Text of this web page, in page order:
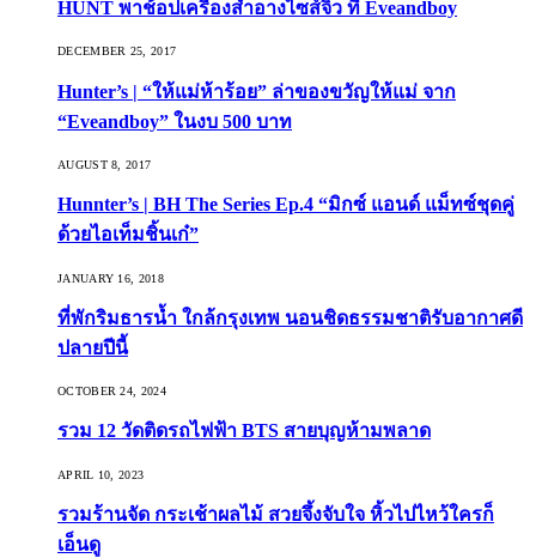
HUNT พาช้อปเครื่องสำอางไซส์จิ๋ว ที่ Eveandboy
DECEMBER 25, 2017
Hunter’s | “ให้แม่ห้าร้อย” ล่าของขวัญให้แม่ จาก
“Eveandboy” ในงบ 500 บาท
AUGUST 8, 2017
Hunnter’s | BH The Series Ep.4 “มิกซ์ แอนด์ แม็ทซ์ชุดคู่
ด้วยไอเท็มชิ้นเก๋”
JANUARY 16, 2018
ที่พักริมธารน้ำ ใกล้กรุงเทพ นอนชิดธรรมชาติรับอากาศดี
ปลายปีนี้
OCTOBER 24, 2024
รวม 12 วัดติดรถไฟฟ้า BTS สายบุญห้ามพลาด
APRIL 10, 2023
รวมร้านจัด กระเช้าผลไม้ สวยจึ้งจับใจ หิ้วไปไหว้ใครก็
เอ็นดู